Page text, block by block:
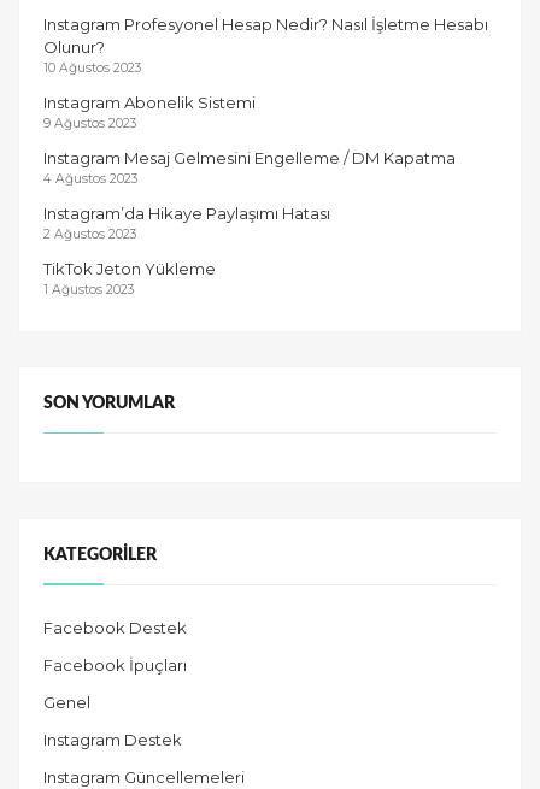
Instagram Profesyonel Hesap Nedir? Nasıl İşletme Hesabı
Olunur?
10 Ağustos 2023
Instagram Abonelik Sistemi
9 Ağustos 2023
Instagram Mesaj Gelmesini Engelleme / DM Kapatma
4 Ağustos 2023
Instagram’da Hikaye Paylaşımı Hatası
2 Ağustos 2023
TikTok Jeton Yükleme
1 Ağustos 2023
SON YORUMLAR
KATEGORILER
Facebook Destek
Facebook İpuçları
Genel
Instagram Destek
Instagram Güncellemeleri